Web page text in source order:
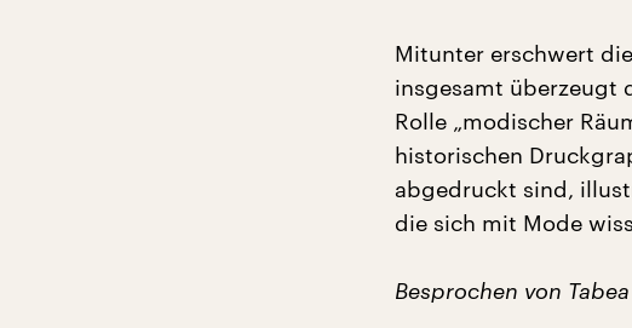
Mitunter erschwert
insgesamt überzeugt
Rolle „modischer
historischen
abgedruckt sind,
die sich mit Mode
Besprochen von